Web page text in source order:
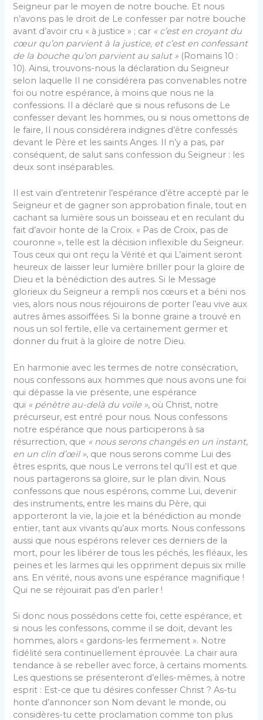
Seigneur par le moyen de notre bouche. Et nous
n’avons pas le droit de Le confesser par notre bouche
avant d’avoir cru « à justice » ; car « c’est en croyant du
cœur qu’on parvient à la justice, et c’est en confessant
de la bouche qu’on parvient au salut » (Romains 10 :
10). Ainsi, trouvons-nous la déclaration du Seigneur
selon laquelle Il ne considérera pas convenables notre
foi ou notre espérance, à moins que nous ne la
confessions. Il a déclaré que si nous refusons de Le
confesser devant les hommes, ou si nous omettons de
le faire, Il nous considérera indignes d’être confessés
devant le Père et les saints Anges. Il n’y a pas, par
conséquent, de salut sans confession du Seigneur : les
deux sont inséparables.
Il est vain d’entretenir l’espérance d’être accepté par le
Seigneur et de gagner son approbation finale, tout en
cachant sa lumière sous un boisseau et en reculant du
fait d’avoir honte de la Croix. « Pas de Croix, pas de
couronne », telle est la décision inflexible du Seigneur.
Tous ceux qui ont reçu la Vérité et qui L’aiment seront
heureux de laisser leur lumière briller pour la gloire de
Dieu et la bénédiction des autres. Si le Message
glorieux du Seigneur a rempli nos cœurs et a béni nos
vies, alors nous nous réjouirons de porter l’eau vive aux
autres âmes assoiffées. Si la bonne graine a trouvé en
nous un sol fertile, elle va certainement germer et
donner du fruit à la gloire de notre Dieu.
En harmonie avec les termes de notre consécration,
nous confessons aux hommes que nous avons une foi
qui dépasse la vie présente, une espérance
qui « pénètre au-delà du voile », où Christ, notre
précurseur, est entré pour nous. Nous confessons
notre espérance que nous participerons à sa
résurrection, que « nous serons changés en un instant,
en un clin d’œil », que nous serons comme Lui des
êtres esprits, que nous Le verrons tel qu’Il est et que
nous partagerons sa gloire, sur le plan divin. Nous
confessons que nous espérons, comme Lui, devenir
des instruments, entre les mains du Père, qui
apporteront la vie, la joie et la bénédiction au monde
entier, tant aux vivants qu’aux morts. Nous confessons
aussi que nous espérons relever ces derniers de la
mort, pour les libérer de tous les péchés, les fléaux, les
peines et les larmes qui les oppriment depuis six mille
ans. En vérité, nous avons une espérance magnifique !
Qui ne se réjouirait pas d’en parler !
Si donc nous possédons cette foi, cette espérance, et
si nous les confessons, comme il se doit, devant les
hommes, alors « gardons-les fermement ». Notre
fidélité sera continuellement éprouvée. La chair aura
tendance à se rebeller avec force, à certains moments.
Les questions se présenteront d’elles-mêmes, à notre
esprit : Est-ce que tu désires confesser Christ ? As-tu
honte d’annoncer son Nom devant le monde, ou
considères-tu cette proclamation comme ton plus